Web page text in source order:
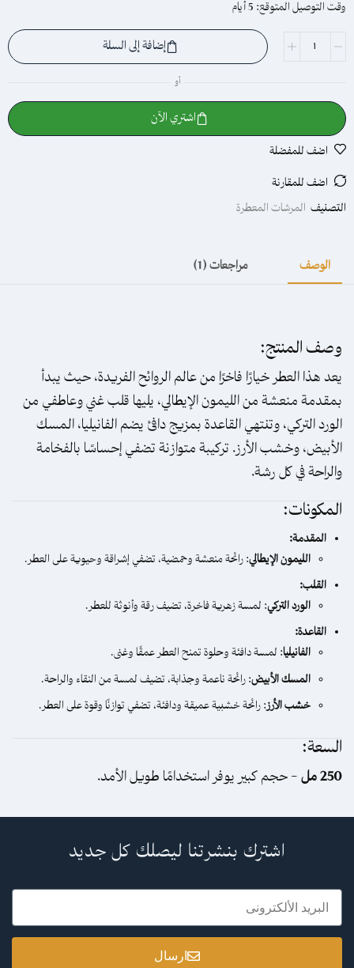
وقت التوصيل المتوقع: 5 أيام
إضافة إلى السلة
أو
اشتري الآن
اضف للمفضلة
اضف للمقارنة
التصنيف المرشات المعطرة
الوصف مراجعات (1)
وصف المنتج:
يعد هذا العطر خيارًا فاخرًا من عالم الروائح الفريدة، حيث يبدأ
بمقدمة منعشة من الليمون الإيطالي، يليها قلب غني وعاطفي من
الورد التركي، وتنتهي القاعدة بمزيج دافئ يضم الفانيليا، المسك
الأبيض، وخشب الأرز. تركيبة متوازنة تضفي إحساسًا بالفخامة
والراحة في كل رشة.
المكونات:
المقدمة:
الليمون الإيطالي: رائحة منعشة وحمضية، تضفي إشراقة وحيوية على العطر.
القلب:
الورد التركي: لمسة زهرية فاخرة، تضيف رقة وأنوثة للعطر.
القاعدة:
الفانيليا: لمسة دافئة وحلوة تمنح العطر عمقًا وغنى.
المسك الأبيض: رائحة ناعمة وجذابة، تضيف لمسة من النقاء والراحة.
خشب الأرز: رائحة خشبية عميقة ودافئة، تضفي توازنًا وقوة على العطر.
السعة:
250 مل – حجم كبير يوفر استخدامًا طويل الأمد.
اشترك بنشرتنا ليصلك كل جديد
ارسال